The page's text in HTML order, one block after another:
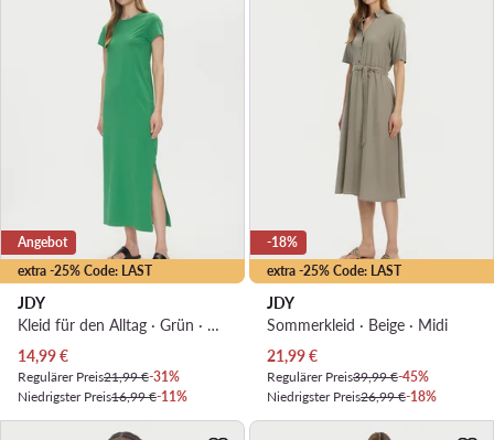
extra -25% Code: LAST
Angebot
JDY
Kleid für den Alltag · Grün · Midi
Aktueller Preis
14,99€
Regulärer Preis21,99 €-31%
Niedrigster Preis16,99 €-11%
extra -25% Code: LAST
-18%
JDY
Sommerkleid · Beige · Midi
Aktueller Preis
21,99€
Regulärer Preis39,99 €-45%
Niedrigster Preis26,99 €-18%